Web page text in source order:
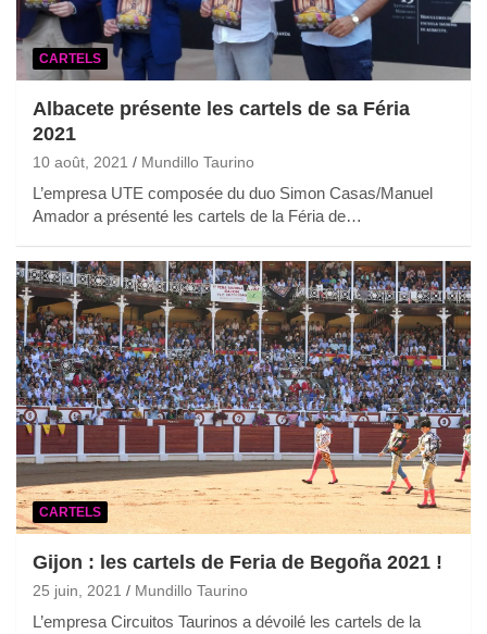
CARTELS
Albacete présente les cartels de sa Féria
2021
10 août, 2021 Mundillo Taurino
L’empresa UTE composée du duo Simon Casas/Manuel
Amador a présenté les cartels de la Féria de…
CARTELS
Gijon : les cartels de Feria de Begoña 2021 !
25 juin, 2021 Mundillo Taurino
L’empresa Circuitos Taurinos a dévoilé les cartels de la